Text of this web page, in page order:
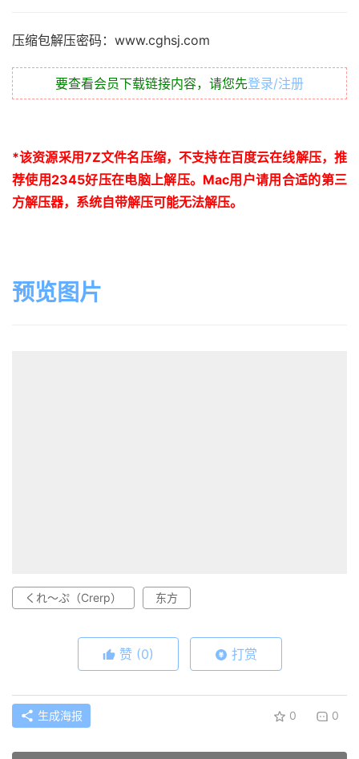
压缩包解压密码：www.cghsj.com
要查看会员下载链接内容，请您先登录/注册
*该资源采用7Z文件名压缩，不支持在百度云在线解压，推
荐使用2345好压在电脑上解压。 Mac用户请用合适的第三
方解压器，系统自带解压可能无法解压。
预览图片
くれ～ぷ（Crerp） 东方
赞 (0) 打赏
生成海报 0 0